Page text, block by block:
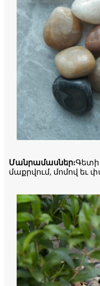
Մանրամասներ:Գետի
մաքրվում, մոմով եւ